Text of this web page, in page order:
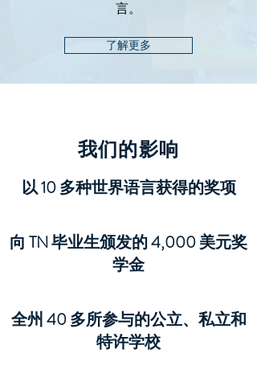
言。
了解更多
我们的影响
以 10 多种世界语言获得的奖项
向 TN 毕业生颁发的 4,000 美元奖
学金
全州 40 多所参与的公立、私立和
特许学校